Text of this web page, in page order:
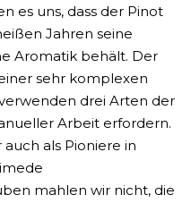
es uns, dass der Pinot
Jahren seine
Aromatik behält. Der
sehr komplexen
drei Arten der
Arbeit erfordern.
als Pioniere in
mahlen wir nicht, die